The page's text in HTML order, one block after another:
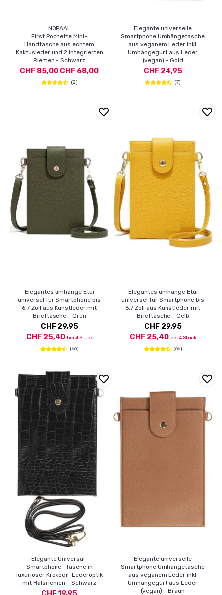
NOPAAL
First Pochette Mini-
Handtasche aus echtem
Kaktusleder und 2 integrierten
Riemen - Schwarz
CHF 85,00 CHF 68,00
(2)
Elegante universelle
Smartphone Umhängetasche
aus veganem Leder inkl.
Umhängegurt aus Leder
(vegan) - Gold
CHF 24,95
(7)
Elegantes umhänge Etui
universel für Smartphone bis
6.7 Zoll aus Kunstleder mit
Brieftasche - Grün
CHF 29,95
CHF 25,40 bei 4 Stück
(66)
Elegantes umhänge Etui
universel für Smartphone bis
6.7 Zoll aus Kunstleder mit
Brieftasche - Gelb
CHF 29,95
CHF 25,40 bei 4 Stück
(66)
Elegante Universal-
Smartphone- Tasche in
luxuriöser Krokodil-Lederoptik
mit Halsriemen - Schwarz
CHF 19,95
Elegante universelle
Smartphone Umhängetasche
aus veganem Leder inkl.
Umhängegurt aus Leder
(vegan) - Braun